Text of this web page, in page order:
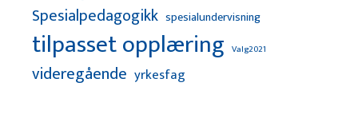
Spesialpedagogikk spesialundervisning
tilpasset opplæring Valg2021
videregående yrkesfag